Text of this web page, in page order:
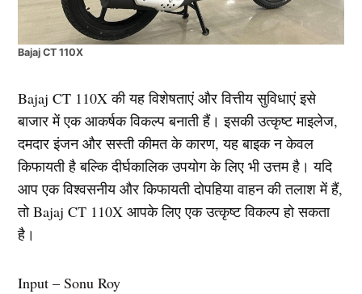
Bajaj CT 110X
Bajaj CT 110X की यह विशेषताएं और वित्तीय सुविधाएं इसे
बाजार में एक आकर्षक विकल्प बनाती हैं। इसकी उत्कृष्ट माइलेज,
दमदार इंजन और सस्ती कीमत के कारण, यह बाइक न केवल
किफायती है बल्कि दीर्घकालिक उपयोग के लिए भी उत्तम है। यदि
आप एक विश्वसनीय और किफायती दोपहिया वाहन की तलाश में हैं,
तो Bajaj CT 110X आपके लिए एक उत्कृष्ट विकल्प हो सकता
है।
Input – Sonu Roy